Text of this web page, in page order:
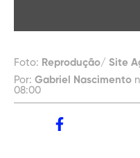
Foto: Reprodução/ Site
Por: Gabriel Nascimento
08:00